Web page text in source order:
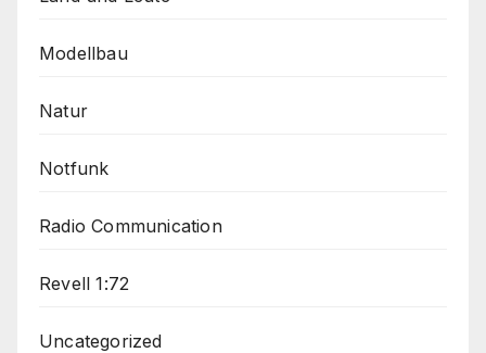
Modellbau
Natur
Notfunk
Radio Communication
Revell 1:72
Uncategorized